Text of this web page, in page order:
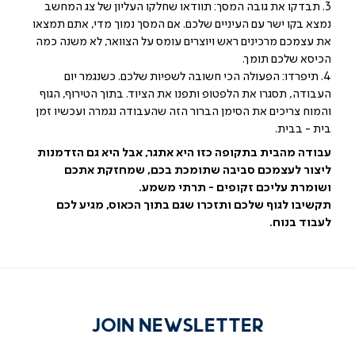
3. תבדקו את גובה המסך: תוודאו שחלקו העליון של צג המחשב
נמצא בקו ישר עם העיניים שלכם. אם המסך נמוך מדי, אתם תמצאו
את עצמכם מרכינים ראש ויוצרים עומס על הצוואר, לא משנה כמה
הכיסא שלכם תומך.
4. תיפרדו: הפעולה הכי חשובה לשפיות שלכם. כשנגמר יום
העבודה, תסגרו את הלפטופ ותפנו את הציוד. בתוך הטירוף, הגוף
והמוח צריכים את הסימן הברור הזה שהעבודה נגמרה ועכשיו זמן
בית - בבית.
עבודה מהבית בתקופה כזו היא אתגר, אבל היא גם הזדמנות
ליצור לעצמכם סביבה שתומכת בכם, שמחזקת אתכם
ושומרת עליכם זקופים - תרתי משמע.
תקשיבו לגוף שלכם ותזכרו שגם בתוך הכאוס, מגיע לכם
לעבוד בנוח.
JOIN NEWSLETTER